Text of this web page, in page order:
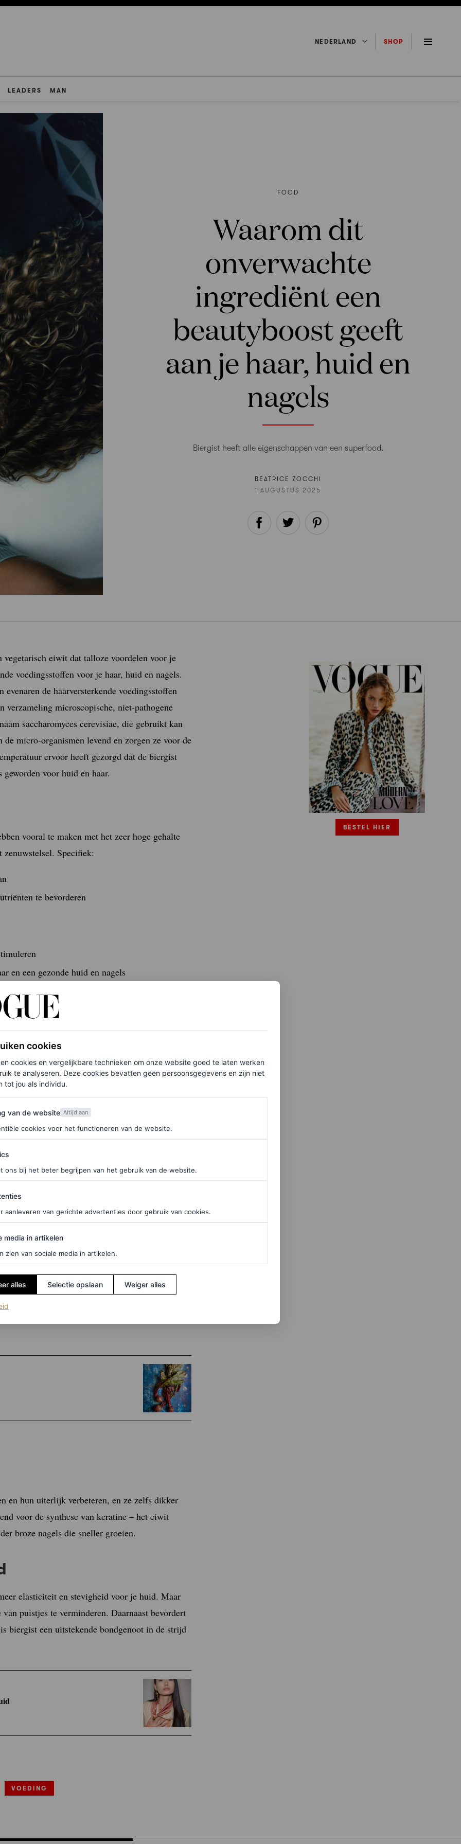
NEDERLAND SHOP
LEADERS MAN
FOOD
Waarom dit
onverwachte
ingrediënt een
beautyboost geeft
aan je haar, huid en
nagels
Biergist heeft alle eigenschappen van een superfood.
BEATRICE ZOCCHI
1 AUGUSTUS 2025
eiwit dat talloze voordelen voor je
voedingsstoffen voor je haar, huid en nagels.
de haarversterkende voedingsstoffen
verzameling microscopische, niet-pathogene
saccharomyces cerevisiae, die gebruikt kan
micro-organismen levend en zorgen ze voor de
ervoor heeft gezorgd dat de biergist
voor huid en haar.
vooral te maken met het zeer hoge gehalte
Specifiek:
te bevorderen
en een gezonde huid en nagels
tijdens een zwangerschap te bevorderen
essentiële aminozuren, waardoor het ideaal is
hier in voor de Vogue-nieuwsbrief.
haar
voor je haar is door het in te nemen via
en voortdurende inname kun je zichtbare
haar.
gebruiken door een haarmasker met biergist te
biergist op in warm water en breng het
uiterlijk en de gezondheid van het haar
haaruitval beperken en de teruggroei van het
punten en lengtes versterken,
BESTEL HIER
en hun uiterlijk verbeteren, en ze zelfs dikker
voor de synthese van keratine – het eiwit
broze nagels die sneller groeien.
elasticiteit en stevigheid voor je huid. Maar
puistjes te verminderen. Daarnaast bevordert
biergist een uitstekende bondgenoot in de strijd
VOEDING
cookies
cookies en vergelijkbare technieken om onze website goed te laten werken
te analyseren. Deze cookies bevatten geen persoonsgegevens en zijn niet
tot jou als individu.
de website
van de website Altijd aan
cookies voor het functioneren van de website.
ons bij het beter begrijpen van het gebruik van de website.
aanleveren van gerichte advertenties door gebruik van cookies.
in artikelen
media in artikelen
zien van sociale media in artikelen.
alles Selectie opslaan Weiger alles